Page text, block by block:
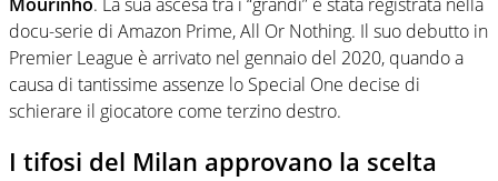
docu-serie di Amazon Prime, All Or Nothing. Il suo debutto in
Premier League è arrivato nel gennaio del 2020, quando a
causa di tantissime assenze lo Special One decise di
schierare il giocatore come terzino destro.
I tifosi del Milan approvano la scelta